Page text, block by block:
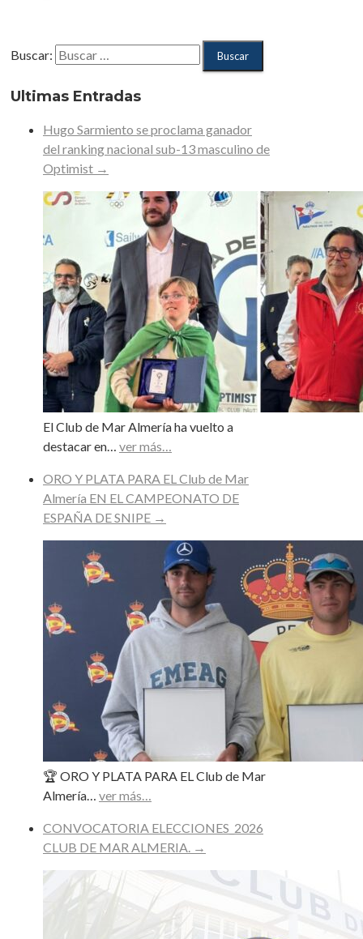
Buscar:
Ultimas Entradas
Hugo Sarmiento se proclama ganador
del ranking nacional sub-13 masculino de
Optimist →
El Club de Mar Almería ha vuelto a
destacar en… ver más…
ORO Y PLATA PARA EL Club de Mar
Almería EN EL CAMPEONATO DE
ESPAÑA DE SNIPE →
🏆 ORO Y PLATA PARA EL Club de Mar
Almería… ver más…
CONVOCATORIA ELECCIONES_2026
CLUB DE MAR ALMERIA. →